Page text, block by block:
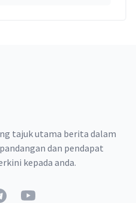
tajuk utama berita dalam
dan pendapat
kepada anda.
YouTube